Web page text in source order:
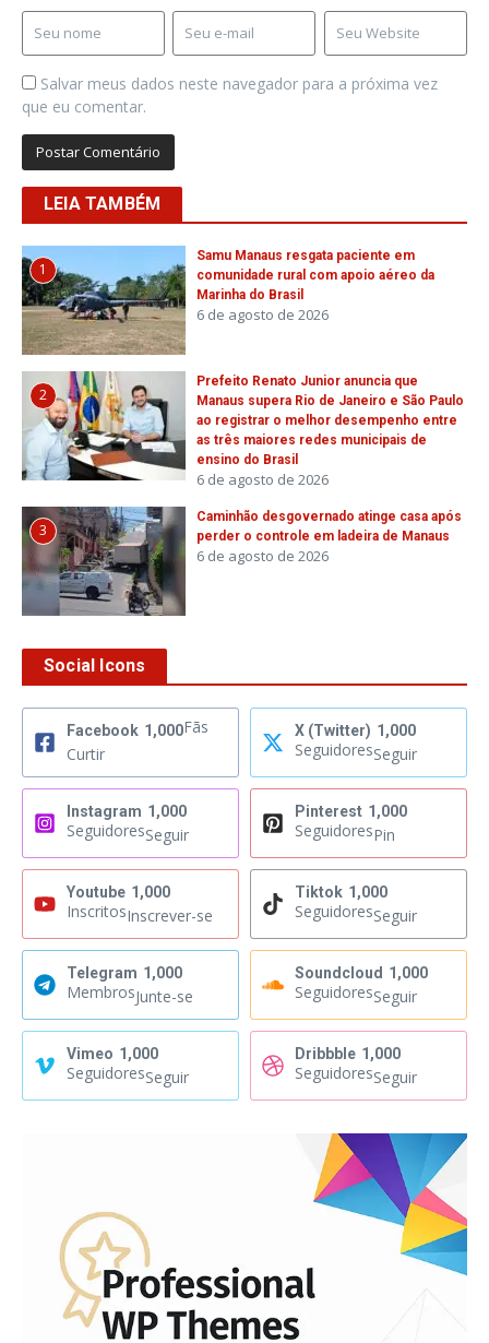
Salvar meus dados neste navegador para a próxima vez
que eu comentar.
LEIA TAMBÉM
1
Samu Manaus resgata paciente em
comunidade rural com apoio aéreo da
Marinha do Brasil
6 de agosto de 2026
2
Prefeito Renato Junior anuncia que
Manaus supera Rio de Janeiro e São Paulo
ao registrar o melhor desempenho entre
as três maiores redes municipais de
ensino do Brasil
6 de agosto de 2026
3
Caminhão desgovernado atinge casa após
perder o controle em ladeira de Manaus
6 de agosto de 2026
Social Icons
Facebook 1,000Fãs
Curtir
X (Twitter) 1,000
SeguidoresSeguir
Instagram 1,000
SeguidoresSeguir
Pinterest 1,000
SeguidoresPin
Youtube 1,000
InscritosInscrever-se
Tiktok 1,000
SeguidoresSeguir
Telegram 1,000
MembrosJunte-se
Soundcloud 1,000
SeguidoresSeguir
Vimeo 1,000
SeguidoresSeguir
Dribbble 1,000
SeguidoresSeguir